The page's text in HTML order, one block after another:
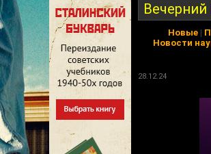
Новые |
Новости
28.12.24